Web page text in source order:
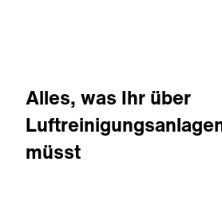
Alles, was Ihr über
müsst